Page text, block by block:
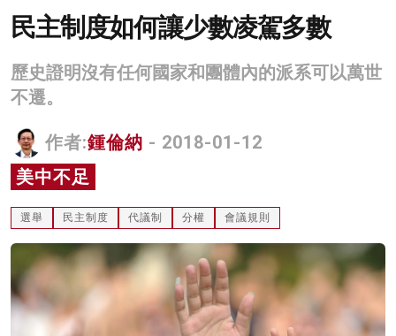
生活
商業
科技
影片
關於我們
民主制度如何讓少數凌駕多數
歷史證明沒有任何國家和團體內的派系可以萬世
不遷。
作者:鍾倫納 - 2018-01-12
美中不足
選舉 民主制度 代議制 分權 會議規則